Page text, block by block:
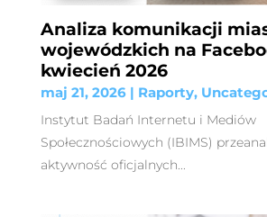
Analiza komunikacji
wojewódzkich na
kwiecień 2026
maj 21, 2026| Raporty,
Instytut Badań Internetu i Mediów
Społecznościowych (IBIMS)
aktywność oficjalnych...